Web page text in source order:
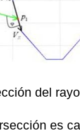
del
es